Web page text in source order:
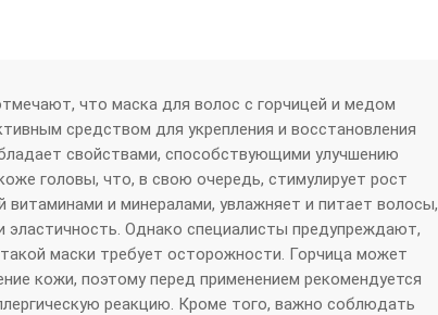
что маска для волос с горчицей и медом
средством для укрепления и восстановления
свойствами, способствующими улучшению
головы, что, в свою очередь, стимулирует рост
витаминами и минералами, увлажняет и питает волосы,
эластичность. Однако специалисты предупреждают,
маски требует осторожности. Горчица может
кожи, поэтому перед применением рекомендуется
реакцию. Кроме того, важно соблюдать